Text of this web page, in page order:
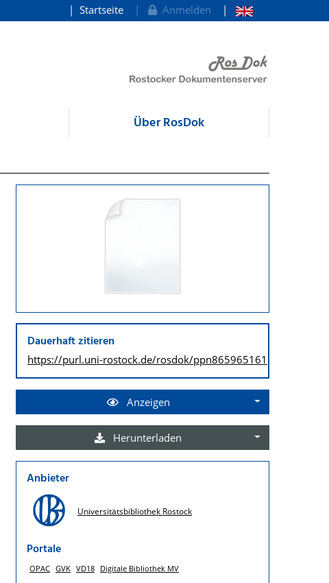
Startseite Anmelden
Über RosDok
Dauerhaft zitieren
https://purl.uni-rostock.de/rosdok/ppn865965161
Anzeigen
Herunterladen
Anbieter
Universitätsbibliothek Rostock
Portale
OPAC GVK VD18 Digitale Bibliothek MV